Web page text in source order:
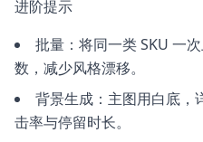
进阶提示
批量：将同一类 SKU 一
数，减少风格漂移。
背景生成：主图用白底，
击率与停留时长。